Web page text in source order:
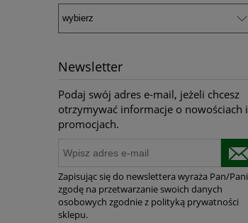
Newsletter
Podaj swój adres e-mail, jeżeli chcesz
otrzymywać informacje o nowościach i
promocjach.
Zapisując się do newslettera wyraża Pan/Pani
zgodę na przetwarzanie swoich danych
osobowych zgodnie z polityką prywatności
sklepu.